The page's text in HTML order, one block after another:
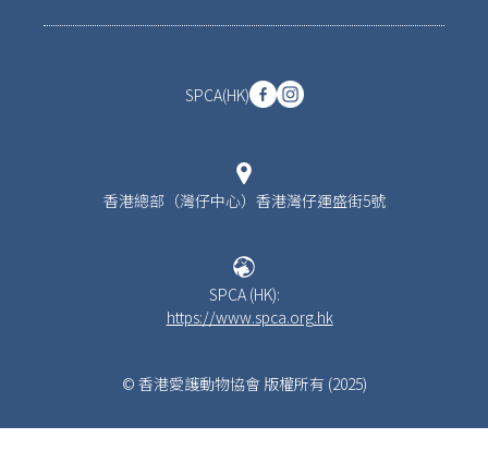
香港總部（灣仔中心）香港灣仔運盛街5號
SPCA (HK):
https://www.spca.org.hk
© 香港愛護動物協會 版權所有 (2025)
SPCA(HK)